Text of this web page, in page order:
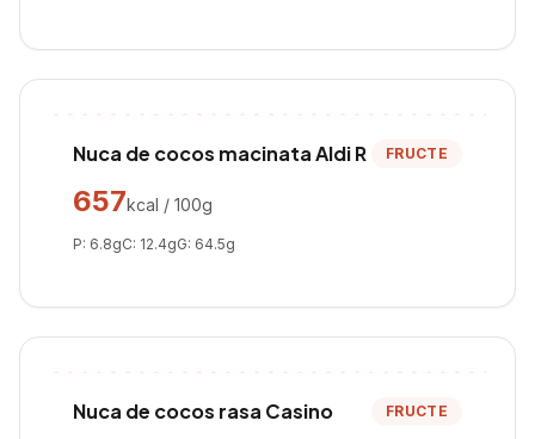
Nuca de cocos macinata Aldi R FRUCTE
657kcal / 100g
P: 6.8gC: 12.4gG: 64.5g
Nuca de cocos rasa Casino FRUCTE